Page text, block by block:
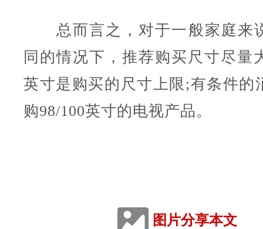
总而言之，对于一般家庭来
同的情况下，推荐购买尺寸尽量
英寸是购买的尺寸上限;有条件的
购98/100英寸的电视产品。
图片分享本文